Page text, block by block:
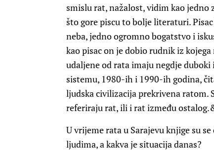
smislu rat, nažalost, vidim kao
što gore piscu to bolje literaturi.
neba, jedno ogromno bogatstvo i
kao pisac on je dobio rudnik iz
udaljene od rata imaju negdje
sistemu, 1980-ih i 1990-ih godina,
ljudska civilizacija prekrivena ratom.
referiraju rat, ili i rat između
U vrijeme rata u Sarajevu knjige su
ljudima, a kakva je situacija danas?